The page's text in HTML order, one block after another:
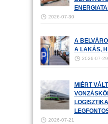
2026-07-30
A
A LAKÁS,
2026-07-29
MIÉRT
2026-07-21